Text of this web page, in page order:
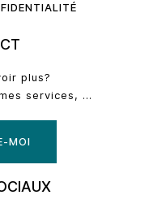
plus?
services, …
MOI